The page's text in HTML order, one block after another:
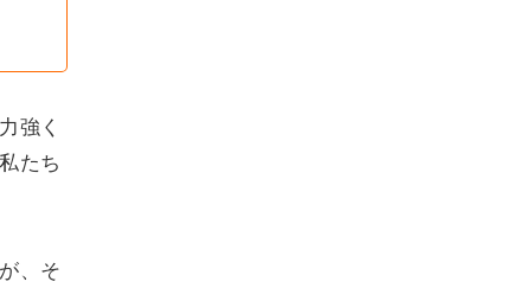
強く
たち
、そ